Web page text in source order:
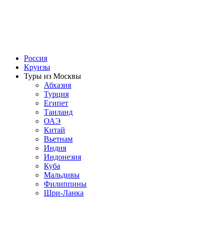
Россия
Круизы
Туры из Москвы
Абхазия
Турция
Египет
Таиланд
ОАЭ
Китай
Вьетнам
Индия
Индонезия
Куба
Мальдивы
Филиппины
Шри-Ланка